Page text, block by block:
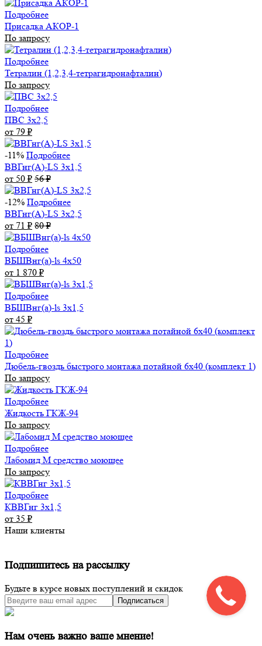
Подробнее
Присадка АКОР-1
По запросу
Подробнее
Тетралин (1,2,3,4-тетрагидронафталин)
По запросу
Подробнее
ПВС 3х2,5
от 79 ₽
-11% Подробнее
ВВГнг(А)-LS 3х1,5
от 50 ₽ 56₽
-12% Подробнее
ВВГнг(А)-LS 3х2,5
от 71 ₽ 80₽
Подробнее
ВБШВнг(а)-ls 4x50
от 1 870 ₽
Подробнее
ВБШВнг(а)-ls 3х1,5
от 45 ₽
Подробнее
Дюбель-гвоздь быстрого монтажа потайной 6х40 (комплект 1)
По запросу
Подробнее
Жидкость ГКЖ-94
По запросу
Подробнее
Лабомид М средство моющее
По запросу
Подробнее
КВВГнг 3х1,5
от 35 ₽
Наши клиенты
Подпишитесь на рассылку
Будьте в курсе новых поступлений и скидок
Подписаться
Нам очень важно ваше мнение!